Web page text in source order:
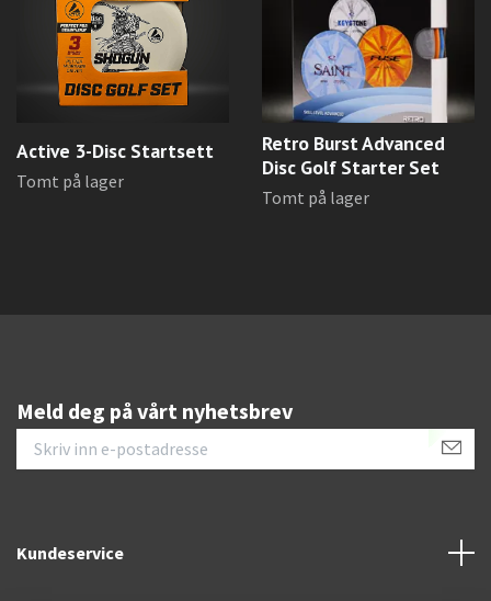
Active 3-Disc Startsett
Tomt på lager
Retro Burst Advanced
Disc Golf Starter Set
Tomt på lager
Meld deg på vårt nyhetsbrev
Kundeservice